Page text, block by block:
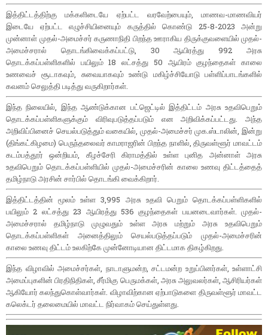
இத்திட்டத்திற்கு மக்களிடையே ஏற்பட்ட வரவேற்பையும், மாணவ-மாணவியர்
இடையே ஏற்பட்ட எழுச்சியினையும் கருத்தில் கொண்டு 25-8-2023 அன்று
முன்னாள் முதல்-அமைச்சர் கருணாநிதி பிறந்த ஊராகிய திருக்குவளையில் முதல்-
அமைச்சரால் தொடங்கிவைக்கப்பட்டு, 30 ஆயிரத்து 992 அரசு
தொடக்கப்பள்ளிகளில் பயிலும் 18 லட்சத்து 50 ஆயிரம் குழந்தைகள் காலை
உணவைச் சூடாகவும், சுவையாகவும் உண்டு மகிழ்ச்சியோடு பள்ளிப்பாடங்களில்
கவனம் செலுத்தி படித்து வருகிறார்கள்.
இந்த நிலையில், இந்த ஆண்டுக்கான பட்ஜெட்டில் இத்திட்டம் அரசு உதவிபெறும்
தொடக்கப்பள்ளிகளுக்கும் விரிவுபடுத்தப்படும் என அறிவிக்கப்பட்டது. அந்த
அறிவிப்பினைச் செயல்படுத்தும் வகையில், முதல்-அமைச்சர் முக.ஸ்டாலின், இன்று
(திங்கட்கிழமை) பெருந்தலைவர் காமராஜரின் பிறந்த நாளில், திருவள்ளூர் மாவட்டம்
கடம்பத்தூர் ஒன்றியம், கீழச்சேரி கிராமத்தில் உள்ள புனித அன்னாள் அரசு
உதவிபெறும் தொடக்கப்பள்ளியில் முதல்-அமைச்சரின் காலை உணவு திட்டத்தைத்
தமிழ்நாடு அரசின் சார்பில் தொடங்கி வைக்கிறார்.
இத்திட்டத்தின் மூலம் உள்ள 3,995 அரசு உதவி பெறும் தொடக்கப்பள்ளிகளில்
பயிலும் 2 லட்சத்து 23 ஆயிரத்து 536 குழந்தைகள் பயனடைவார்கள். முதல்-
அமைச்சரால் தமிழ்நாடு முழுவதும் உள்ள அரசு மற்றும் அரசு உதவிபெறும்
தொடக்கப்பள்ளிகள் அனைத்திலும் செயல்படுத்தப்படும் முதல்-அமைச்சரின்
காலை உணவு திட்டம் உலகிற்கே முன்னோடியான திட்டமாக திகழ்கிறது.
இந்த விழாவில் அமைச்சர்கள், நாடாளுமன்ற, சட்டமன்ற உறுப்பினர்கள், உள்ளாட்சி
அமைப்புகளின் பிரதிநிதிகள், சீர்மிகு பெருமக்கள், அரசு அலுவலர்கள், ஆசிரியர்கள்
ஆகியோர் கலந்துகொள்வார்கள். விழாவிற்கான ஏற்பாடுகளை திருவள்ளூர் மாவட்ட
கலெக்டர் தலைமையில் மாவட்ட நிர்வாகம் செய்துள்ளது.